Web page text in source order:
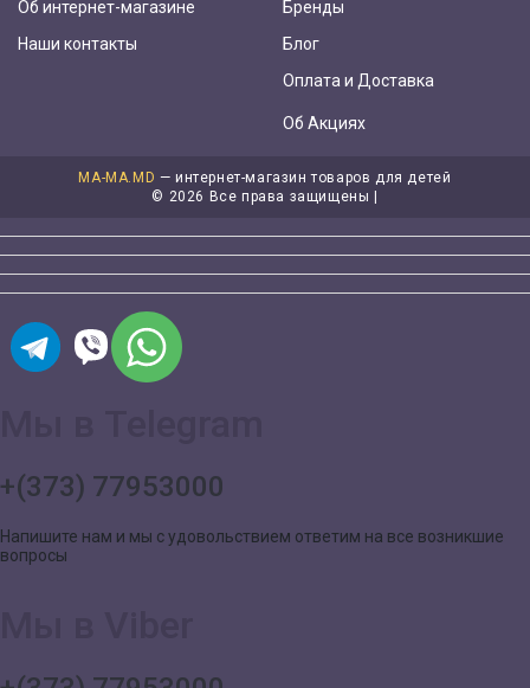
Об интернет-магазине
Наши контакты
Бренды
Блог
Оплата и Доставка
Об Акциях
MA-MA.MD — интернет-магазин товаров для детей
© 2026 Все права защищены |
+(373) 77953000
Напишите нам и мы с удовольствием ответим на все возникшие
вопросы